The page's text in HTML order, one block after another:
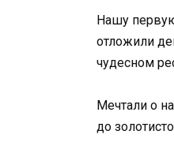
Нашу
отложили
чудесном
Мечтали о
до